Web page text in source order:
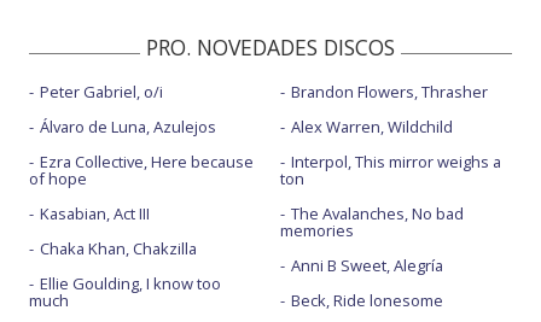
PRO. NOVEDADES DISCOS
Peter Gabriel, o/i
Álvaro de Luna, Azulejos
Ezra Collective, Here because
of hope
Kasabian, Act III
Chaka Khan, Chakzilla
Ellie Goulding, I know too
much
Brandon Flowers, Thrasher
Alex Warren, Wildchild
Interpol, This mirror weighs a
ton
The Avalanches, No bad
memories
Anni B Sweet, Alegría
Beck, Ride lonesome